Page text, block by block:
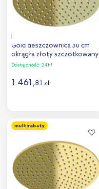
Kohlman Experience Brushed
Gold deszczownica 30 cm
okrągła złoty szczotkowany
R30EGDB
Dostępność: 24h!
1 461,81 zł
Dodaj do
porównania
multirabaty